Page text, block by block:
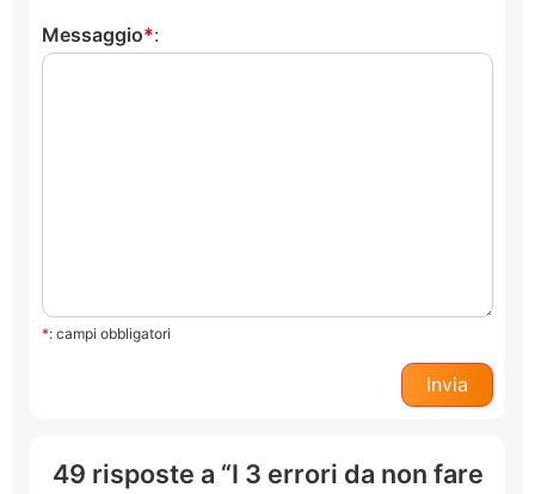
Messaggio :
*: campi obbligatori
49 risposte a “I 3 errori da non fare